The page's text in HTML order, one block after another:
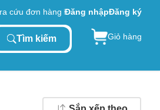
cứu đơn hàng Đăng nhậpĐăng ký
Tìm kiếm Giỏ hàng